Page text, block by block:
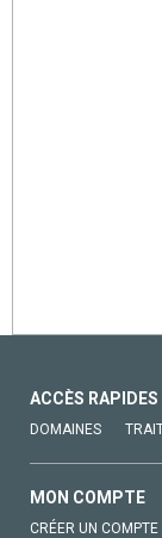
ACCÈS RAPIDES
DOMAINES
MON COMPTE
CRÉER UN COMPTE